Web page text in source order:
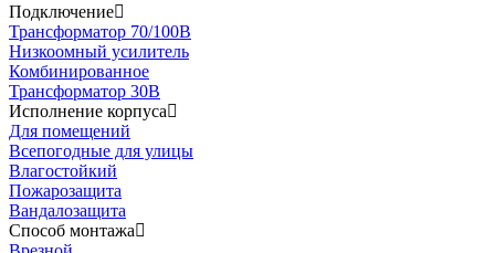
Подключение
Трансформатор 70/100В
Низкоомный усилитель
Комбинированное
Трансформатор 30В
Исполнение корпуса
Для помещений
Всепогодные для улицы
Влагостойкий
Пожарозащита
Вандалозащита
Способ монтажа